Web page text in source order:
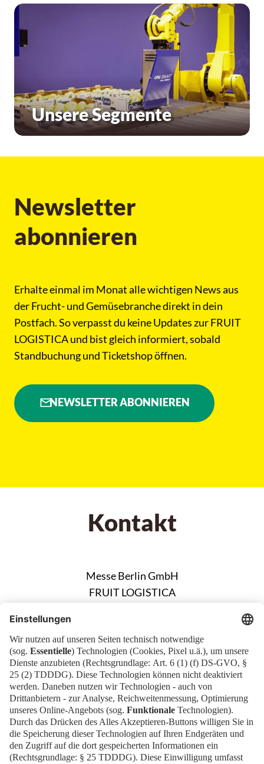
Unsere Segmente
Newsletter
abonnieren
Erhalte einmal im Monat alle wichtigen News aus
der Frucht- und Gemüsebranche direkt in dein
Postfach. So verpasst du keine Updates zur FRUIT
LOGISTICA und bist gleich informiert, sobald
Standbuchung und Ticketshop öffnen.
NEWSLETTER ABONNIEREN
Kontakt
Messe Berlin GmbH
FRUIT LOGISTICA
fruitlogistica@messe-berlin.de
NewsblogKontakt
EN
NewsletterImpressumNewsDownloads FAQ